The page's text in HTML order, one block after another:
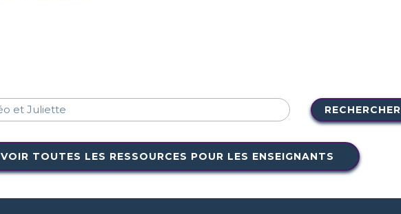
RECHERCHER
VOIR TOUTES LES RESSOURCES POUR LES ENSEIGNANTS